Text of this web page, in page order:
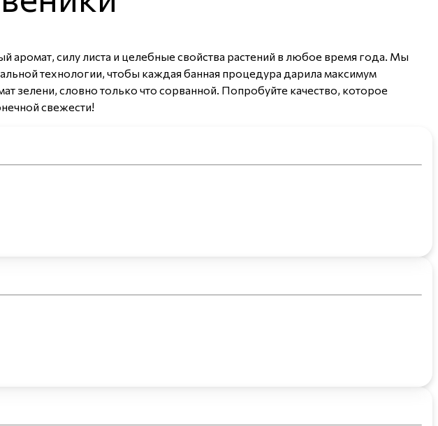
силу листа и целебные свойства растений в любое время года. Мы
технологии, чтобы каждая банная процедура дарила максимум
зелени, словно только что сорванной. Попробуйте качество, которое
свежести!